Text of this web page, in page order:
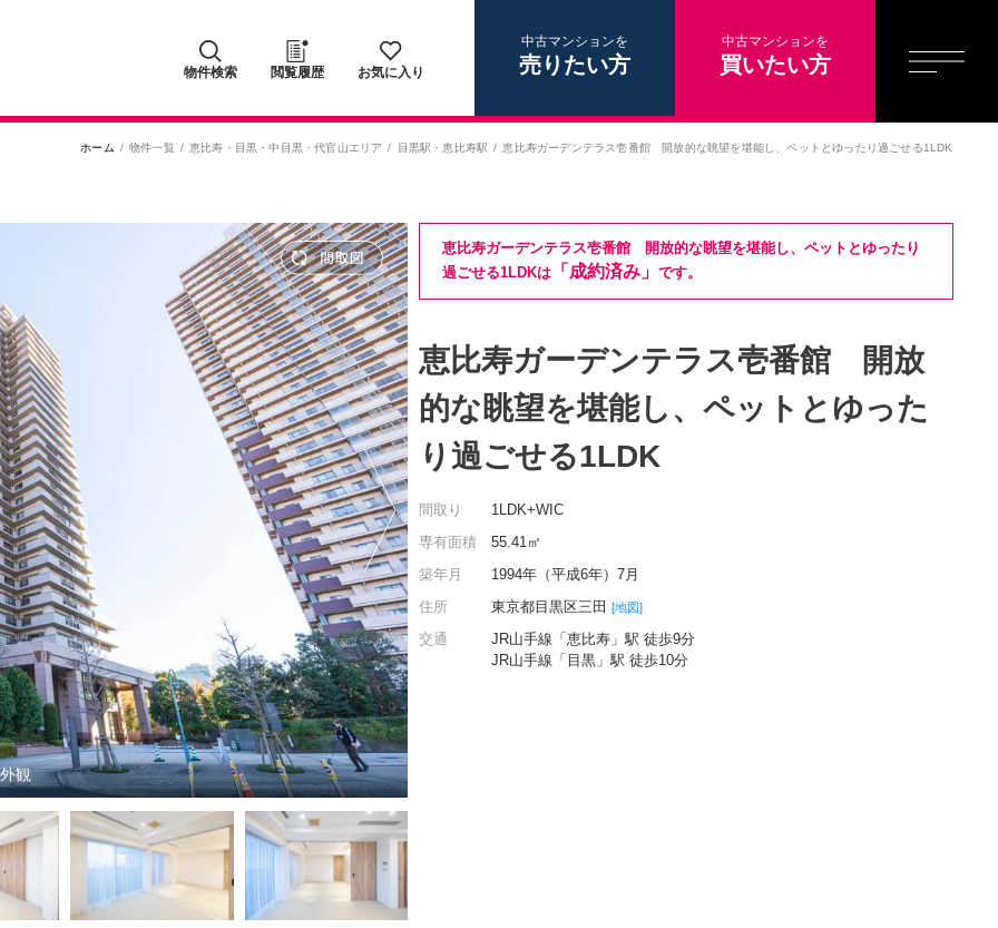
物件検索 閲覧履歴 お気に入り
中古マンションを
売りたい方
中古マンションを
買いたい方
ホーム 物件一覧 恵比寿・目黒・中目黒・代官山エリア 目黒駅 ・恵比寿駅 恵比寿ガーデンテラス壱番館 開放的な眺望を堪能し、ペットとゆったり過ごせる1LDK
観
恵比寿ガーデンテラス壱番館 開放的な眺望を堪能し、ペットとゆったり
過ごせる1LDKは「成約済み」 です。
恵比寿ガーデンテラス壱番館 開放
的な眺望を堪能し、ペットとゆった
り過ごせる1LDK
間取り
1LDK+WIC
専有面積
55.41㎡
築年月
1994年（平成6年）7月
住所
東京都目黒区三田 [地図]
交通
JR山手線「恵比寿」駅 徒歩9分
JR山手線「目黒」駅 徒歩10分